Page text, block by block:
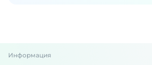
Информация